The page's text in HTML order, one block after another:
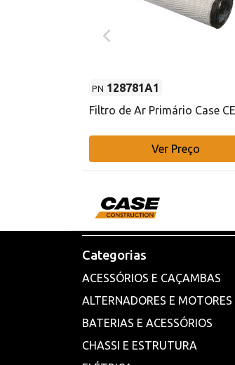
PN 128781A1
Filtro de Ar Primário Case CE
Ver Preço
Categorias
ACESSÓRIOS E CAÇAMBAS
ALTERNADORES E
BATERIAS E ACESSÓRIOS
CHASSI E ESTRUTURA